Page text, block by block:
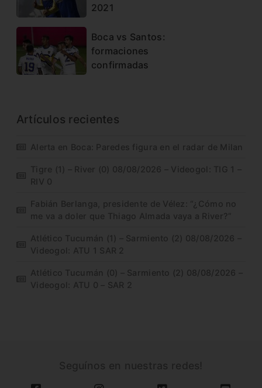
2021
Boca vs Santos:
formaciones
confirmadas
Artículos recientes
Alerta en Boca: Paredes figura en el radar de Milan
Tigre (1) – River (0) 08/08/2026 – Videogol: TIG 1 –
RIV 0
Fabián Berlanga, presidente de Vélez: “¿Cómo no
me va a doler que Thiago Almada vaya a River?”
Atlético Tucumán (1) – Sarmiento (2) 08/08/2026 –
Videogol: ATU 1 SAR 2
Atlético Tucumán (0) – Sarmiento (2) 08/08/2026 –
Videogol: ATU 0 – SAR 2